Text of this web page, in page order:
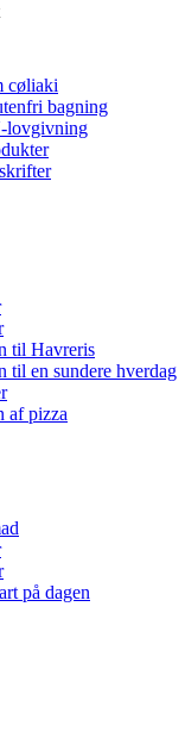
cøliaki
bagning
lovgivning
til Havreris
til en sundere hverdag
af pizza
på dagen